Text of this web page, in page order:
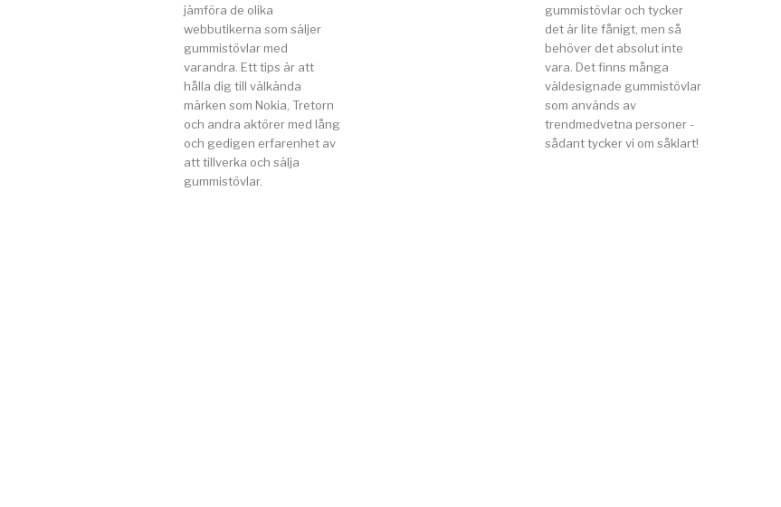
jämföra de olika
webbutikerna som säljer
gummistövlar med
varandra. Ett tips är att
hålla dig till välkända
märken som Nokia, Tretorn
och andra aktörer med lång
och gedigen erfarenhet av
att tillverka och sälja
gummistövlar.
gummistövlar och tycker
det är lite fånigt, men så
behöver det absolut inte
vara. Det finns många
väldesignade gummistövlar
som används av
trendmedvetna personer -
sådant tycker vi om såklart!